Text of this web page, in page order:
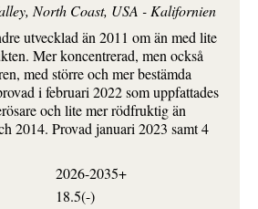
North Coast, USA - Kalifornien
utvecklad än 2011 om än med lite
Mer koncentrerad, men också
med större och mer bestämda
i februari 2022 som uppfattades
och lite mer rödfruktig än
2014. Provad januari 2023 samt 4
2026-2035+
18.5(-)